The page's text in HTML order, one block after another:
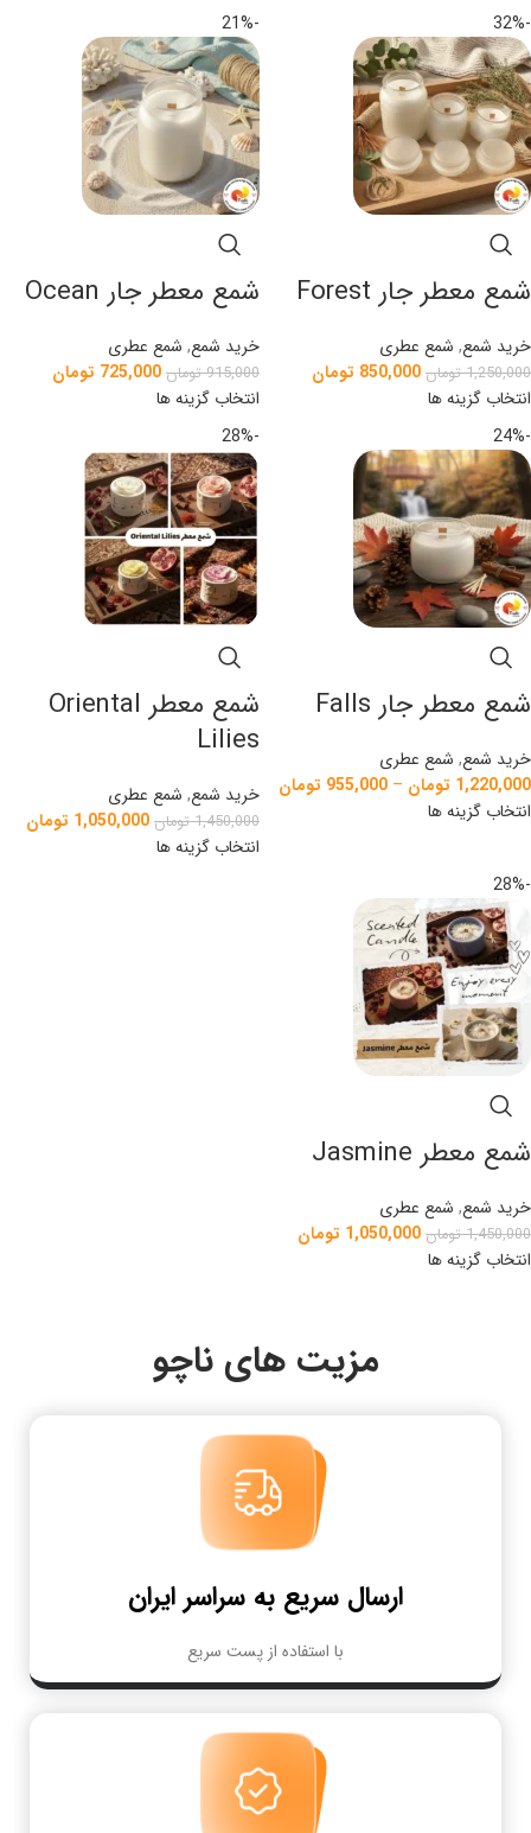
-32%
شمع معطر جار Forest
خرید شمع, شمع عطری
1,250,000 تومان 850,000 تومان
انتخاب گزینه ها
-21%
شمع معطر جار Ocean
خرید شمع, شمع عطری
915,000 تومان 725,000 تومان
انتخاب گزینه ها
-24%
شمع معطر جار Falls
خرید شمع, شمع عطری
1,220,000 تومان –
955,000 تومان
انتخاب گزینه ها
-28%
شمع معطر Oriental
Lilies
خرید شمع, شمع عطری
1,450,000 تومان 1,050,000 تومان
انتخاب گزینه ها
-28%
شمع معطر Jasmine
خرید شمع, شمع عطری
1,450,000 تومان 1,050,000 تومان
انتخاب گزینه ها
مزیت های ناچو
ارسال سریع به سراسر ایران
با استفاده از پست سریع